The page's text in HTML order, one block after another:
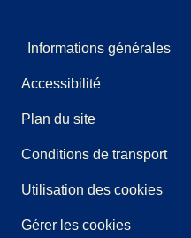
Informations générales
Accessibilité
Plan du site
Conditions de transport
Utilisation des cookies
Gérer les cookies